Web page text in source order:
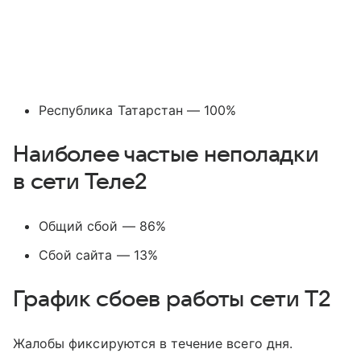
Республика Татарстан — 100%
Наиболее частые неполадки
в сети Теле2
Общий сбой — 86%
Сбой сайта — 13%
График сбоев работы сети T2
Жалобы фиксируются в течение всего дня.